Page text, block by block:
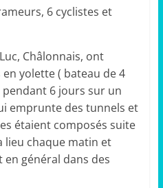
6 cyclistes et
Châlonnais, ont
yolette ( bateau de 4
6 jours sur un
emprunte des tunnels et
étaient composés suite
lieu chaque matin et
en général dans des